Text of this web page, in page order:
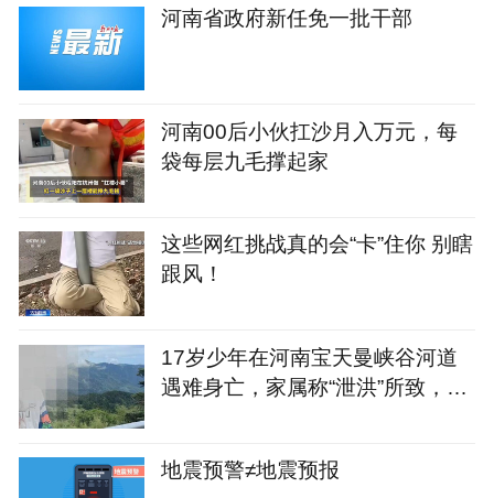
河南省政府新任免一批干部
河南00后小伙扛沙月入万元，每
袋每层九毛撑起家
这些网红挑战真的会“卡”住你 别瞎
跟风！
17岁少年在河南宝天曼峡谷河道
遇难身亡，家属称“泄洪”所致，景
地震预警≠地震预报